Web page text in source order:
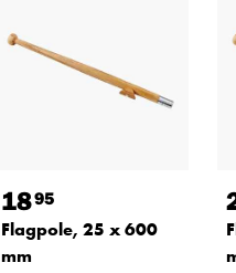
1895
Flagpole, 25 x 600
mm